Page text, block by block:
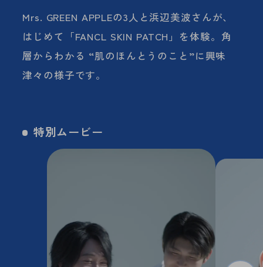
Mrs. GREEN APPLEの3人と浜辺美波さんが、
はじめて「FANCL SKIN PATCH」を体験。角
層からわかる “肌のほんとうのこと”に興味
津々の様子です。
特別ムービー